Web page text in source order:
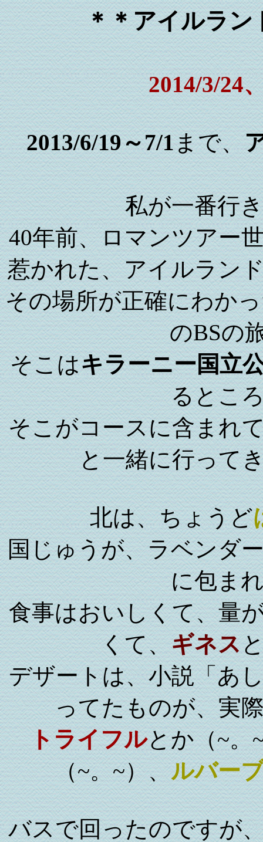
＊＊アイルラ
2014/3/24
2013/6/19～7/1まで、
私が一番行
40年前、ロマンツアー
惹かれた、アイルラン
その場所が正確にわか
のBSの
そこはキラーニー国立
るとこ
そこがコースに含まれ
と一緒に行って
北は、ちょうど
国じゅうが、ラベンダ
に包ま
食事はおいしくて、量
くて、ギネス
デザートは、小説「あ
ってたものが、実
トライフルとか（~。
（~。~）、ルバー
バスで回ったのですが